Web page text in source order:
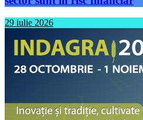
29 iulie 2026